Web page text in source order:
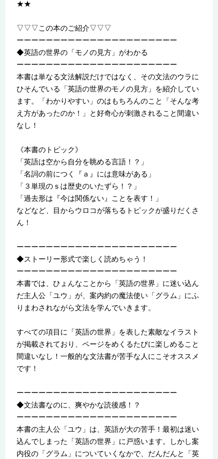
★★
▽▽▽この本のご紹介▽▽▽
ーーーーーーーーーーーーーーーーーーーーーー
◆英語の世界の「モノの見方」がわかる
ーーーーーーーーーーーーーーーーーーーーーー
本書は単なる文法解説だけではなく、その文法のウラに
ひそんでいる「英語の世界のモノの見方」を紹介してい
ます。「わかりやすい」のはもちろんのこと「そんな考
え方があったのか！」と好奇心が刺激されること間違い
なし！
《本書のトピック》
「英語は空から自分を眺める言語！？」
「名詞の前につく『ａ』には意味がある」
「３単現のｓは歴史のいたずら！？」
「過去形は『今は関係ない』ことを表す！」
などなど、目からウロコが落ちるトピックが盛りだくさ
ん！
ーーーーーーーーーーーーーーーーーーーーーー
◆ストーリー形式で楽しく読めちゃう！
ーーーーーーーーーーーーーーーーーーーーーー
本書では、ひょんなことから「英語の世界」に迷い込ん
だ主人公「ユウ」が、案内約の魔法使い「グラム」にふ
りまわされながら文法を学んでいきます。
すべての項目に「英語の世界」を表した素敵なイラスト
が掲載されており、ページをめくるたびに楽しめること
間違いなし！一般的な文法書が苦手な人にこそオススメ
です！
ーーーーーーーーーーーーーーーーーーーーーー
◆文法書なのに、爽やかな読後感！？
ーーーーーーーーーーーーーーーーーーーーーー
本書の主人公「ユウ」は、英語が大の苦手！最初は迷い
込んでしまった「英語の世界」に戸惑います。しかし案
内役の「グラム」についていくなかで、だんだんと「英